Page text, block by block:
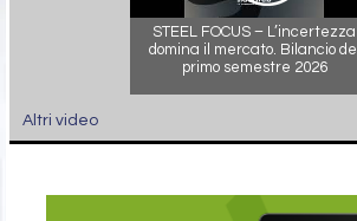
STEEL FOCUS – L’incertezza
domina il mercato. Bilancio del
primo semestre 2026
Altri video